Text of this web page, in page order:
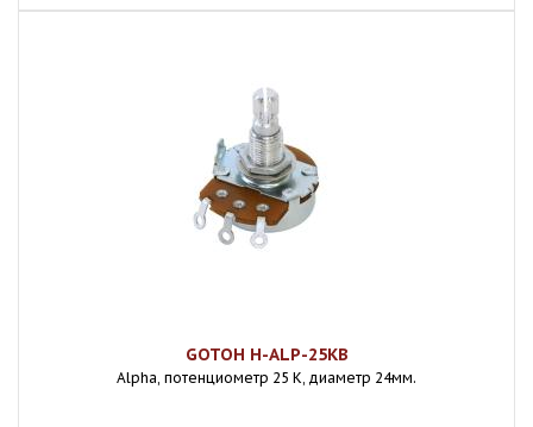
GOTOH H-ALP-25KB
Alpha, потенциометр 25 К, диаметр 24мм.